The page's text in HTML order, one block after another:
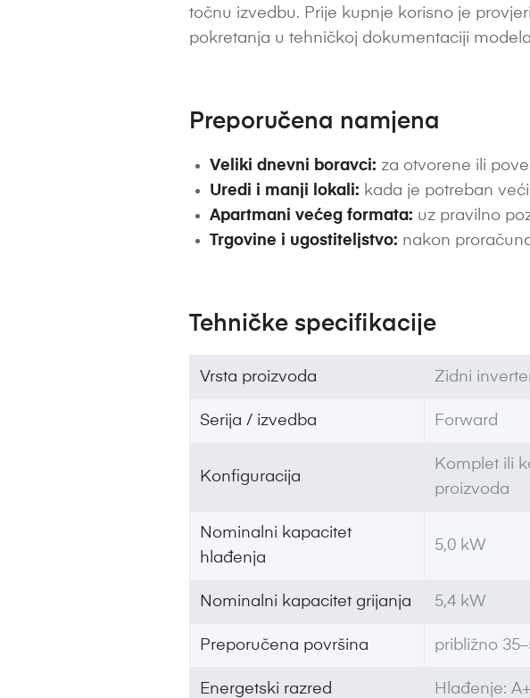
točnu izvedbu. Prije kupnje korisno je
pokretanja u tehničkoj dokumentaciji
Preporučena namjena
Veliki dnevni boravci: za otvorene ili
Uredi i manji lokali: kada je potreban
Apartmani većeg formata: uz pravilno
Trgovine i ugostiteljstvo: nakon
Tehničke specifikacije
Vrsta proizvoda Zidni
Serija / izvedba Forward
Konfiguracija
Komplet ili
proizvoda
Nominalni kapacitet
hlađenja
5,0 kW
Nominalni kapacitet grijanja 5,4 kW
Preporučena površina približno
Energetski razred Hlađenje: